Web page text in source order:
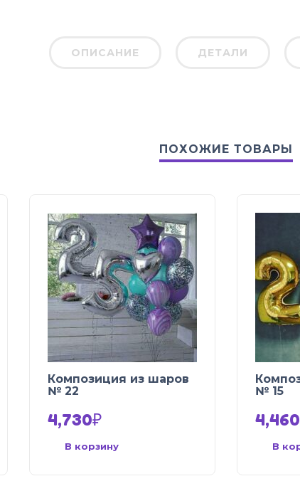
ОПИСАНИЕ ДЕТАЛИ
ПОХОЖИЕ ТОВАРЫ
Композиция из шаров
№ 22
4,730₽
В корзину
№ 15
4,460
В